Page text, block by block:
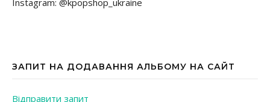
Instagram: @kpopshop_ukraine
ЗАПИТ НА ДОДАВАННЯ АЛЬБОМУ НА САЙТ
Відправити запит